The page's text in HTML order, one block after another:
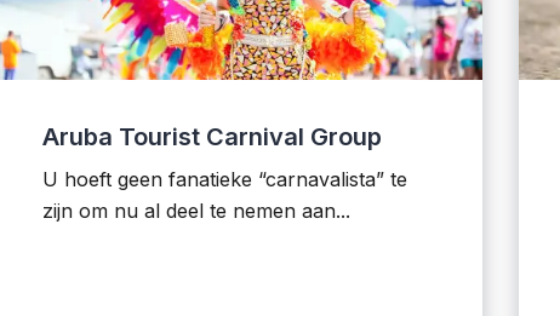
Aruba Tourist Carnival Group
U hoeft geen fanatieke “carnavalista” te
zijn om nu al deel te nemen aan...